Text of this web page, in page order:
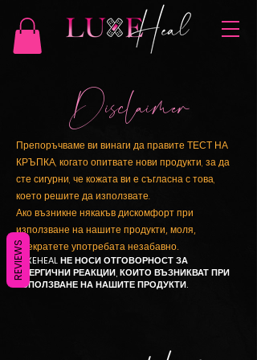
Disclaimer
Препоръчваме ви винаги да правите ТЕСТ НА
КРЪПКА, когато опитвате нови продукти, за да
сте сигурни, че кожата ви е съгласна с това,
което решите да използвате.
Ако възникне някакъв дискомфорт при
използване на нашите продукти, моля,
прекратете употребата незабавно.
LUXEHEAL НЕ НОСИ ОТГОВОРНОСТ ЗА
АЛЕРГИЧНИ РЕАКЦИИ, КОИТО ВЪЗНИКВАТ ПРИ
ИЗПОЛЗВАНЕ НА НАШИТЕ ПРОДУКТИ.
REVIEWS